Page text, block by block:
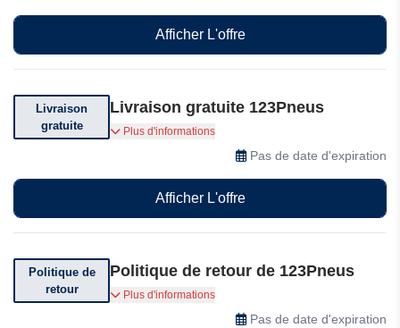
Afficher L'offre
Livraison
gratuite
Livraison gratuite 123Pneus
Livraison gratuite selon le montant et les
conditions de votre achat
Plus d'informations
Pas de date d'expiration
Afficher L'offre
Politique de
retour
Politique de retour de 123Pneus
Vous pouvez retourner votre commande dans
les 30 jours suivant sa réception.
Plus d'informations
Pas de date d'expiration